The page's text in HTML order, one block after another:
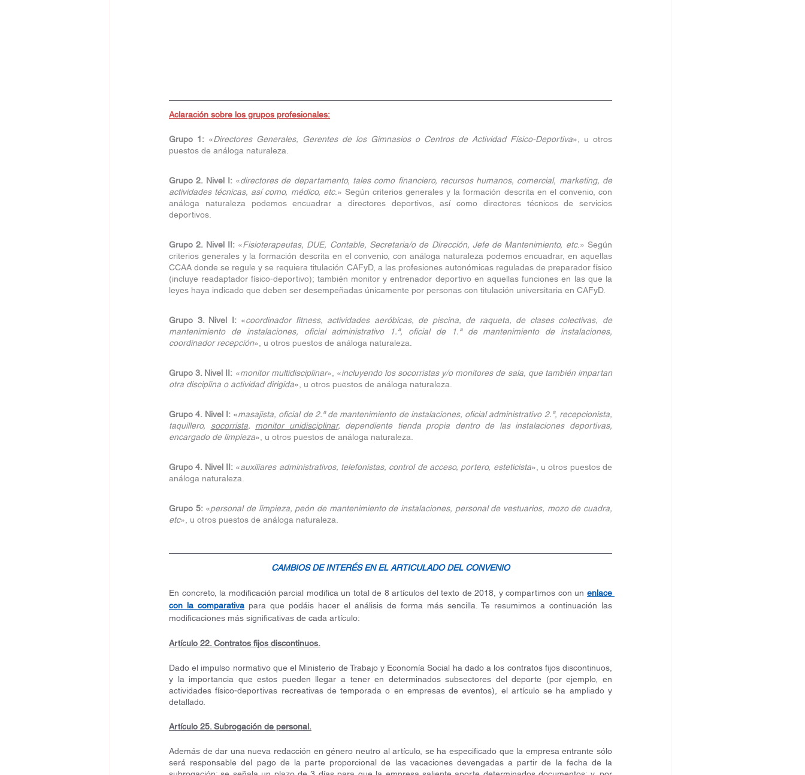
Aclaración sobre los grupos profesionales:
Grupo 1: «Directores Generales, Gerentes de los Gimnasios o Centros de Actividad Físico-Deportiva», u otros
puestos de análoga naturaleza.
Grupo 2. Nivel I: «directores de departamento, tales como financiero, recursos humanos, comercial, marketing, de
actividades técnicas, así como, médico, etc.» Según criterios generales y la formación descrita en el convenio, con
análoga naturaleza podemos encuadrar a directores deportivos, así como directores técnicos de servicios
deportivos.
Grupo 2. Nivel II: «Fisioterapeutas, DUE, Contable, Secretaria/o de Dirección, Jefe de Mantenimiento, etc.» Según
criterios generales y la formación descrita en el convenio, con análoga naturaleza podemos encuadrar, en aquellas
CCAA donde se regule y se requiera titulación CAFyD, a las profesiones autonómicas reguladas de preparador físico
(incluye readaptador físico-deportivo); también monitor y entrenador deportivo en aquellas funciones en las que la
leyes haya indicado que deben ser desempeñadas únicamente por personas con titulación universitaria en CAFyD.
Grupo 3. Nivel I: «coordinador fitness, actividades aeróbicas, de piscina, de raqueta, de clases colectivas, de
mantenimiento de instalaciones, oficial administrativo 1.ª, oficial de 1.ª de mantenimiento de instalaciones,
coordinador recepción», u otros puestos de análoga naturaleza.
Grupo 3. Nivel II: «monitor multidisciplinar», «incluyendo los socorristas y/o monitores de sala, que también impartan
otra disciplina o actividad dirigida», u otros puestos de análoga naturaleza.
Grupo 4. Nivel I: «masajista, oficial de 2.ª de mantenimiento de instalaciones, oficial administrativo 2.ª, recepcionista,
taquillero, socorrista, monitor unidisciplinar, dependiente tienda propia dentro de las instalaciones deportivas,
encargado de limpieza», u otros puestos de análoga naturaleza.
Grupo 4. Nivel II: «auxiliares administrativos, telefonistas, control de acceso, portero, esteticista», u otros puestos de
análoga naturaleza.
Grupo 5: «personal de limpieza, peón de mantenimiento de instalaciones, personal de vestuarios, mozo de cuadra,
etc», u otros puestos de análoga naturaleza.
CAMBIOS DE INTERÉS EN EL ARTICULADO DEL CONVENIO
En concreto, la modificación parcial modifica un total de 8 artículos del texto de 2018, y compartimos con un enlace
con la comparativa para que podáis hacer el análisis de forma más sencilla. Te resumimos a continuación las
modificaciones más significativas de cada artículo:
Artículo 22. Contratos fijos discontinuos.
Dado el impulso normativo que el Ministerio de Trabajo y Economía Social ha dado a los contratos fijos discontinuos,
y la importancia que estos pueden llegar a tener en determinados subsectores del deporte (por ejemplo, en
actividades físico-deportivas recreativas de temporada o en empresas de eventos), el artículo se ha ampliado y
detallado.
Artículo 25. Subrogación de personal.
Además de dar una nueva redacción en género neutro al artículo, se ha especificado que la empresa entrante sólo
será responsable del pago de la parte proporcional de las vacaciones devengadas a partir de la fecha de la